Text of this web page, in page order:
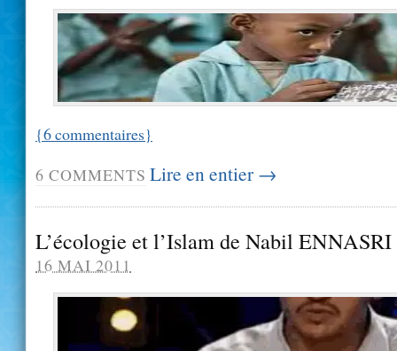
{6commentaires}
6 COMMENTS Lire en entier →
L’écologie et l’Islam de Nabil ENNASRI
16 MAI 2011